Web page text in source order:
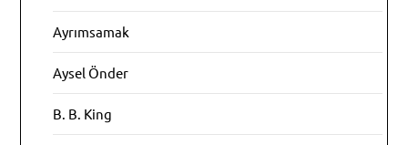
Ayrımsamak
Aysel Önder
B. B. King